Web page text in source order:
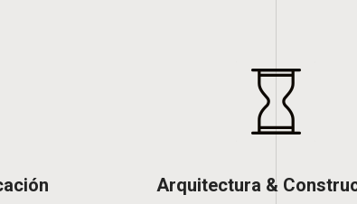
Arquitectura &